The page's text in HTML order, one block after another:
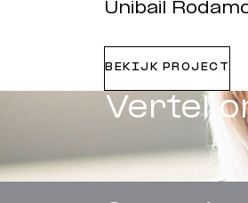
Unibail
BEKIJK PROJECT
Vertel